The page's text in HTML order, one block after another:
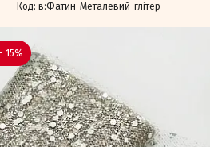
в:Фатин-Металевий-глітер
15%